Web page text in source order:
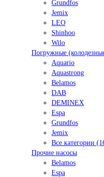
Grundfos
Jemix
LEO
Shinhoo
Wilo
Погружные
Aquario
Aquastrong
Belamos
DAB
DEMINEX
Espa
Grundfos
Jemix
Все категории
Прочие насосы
Belamos
Espa